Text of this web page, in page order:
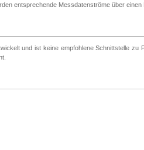
entsprechende Messdatenströme über einen
und ist keine empfohlene Schnittstelle